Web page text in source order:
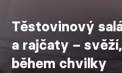
Těstovinový
a rajčaty –
během chvilky